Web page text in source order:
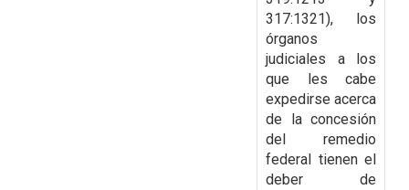
317:1321), los
órganos
judiciales a los
que les cabe
expedirse acerca
de
la concesión
del remedio
federal tienen el
deber de